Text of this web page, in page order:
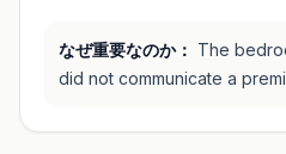
なぜ重要なのか： The
did not communicate a